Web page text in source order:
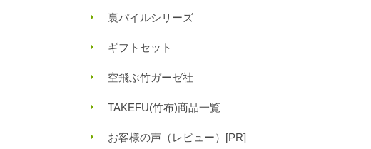
裏パイルシリーズ
ギフトセット
空飛ぶ竹ガーゼ社
TAKEFU(竹布)商品一覧
お客様の声（レビュー）[PR]